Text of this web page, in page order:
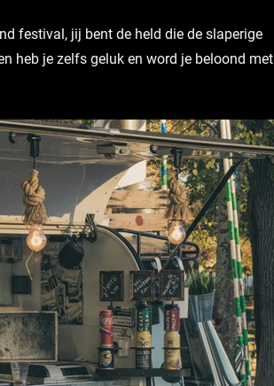
festival, jij bent de held die de slaperige
heb je zelfs geluk en word je beloond met